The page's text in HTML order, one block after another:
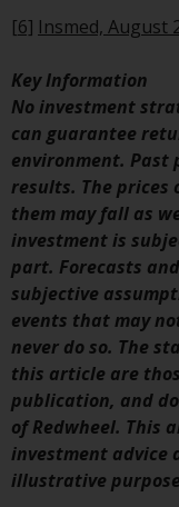
solche
USA
Diese
Angebot
privaten
Fonds,
Zu den
Website
[6] Insmed, August
Key Information
No investment
can guarantee
environment. Past
results. The prices
them may fall as
investment is
part. Forecasts
subjective
events that may
never do so. The
this article are
publication, and
of Redwheel. This
investment advice
illustrative